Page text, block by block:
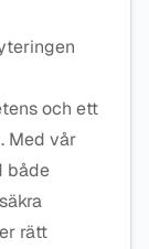
och ett
Med vår
både
rätt